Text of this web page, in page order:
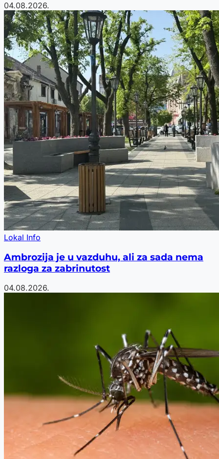
04.08.2026.
Lokal Info
Ambrozija je u vazduhu, ali za sada nema
razloga za zabrinutost
04.08.2026.